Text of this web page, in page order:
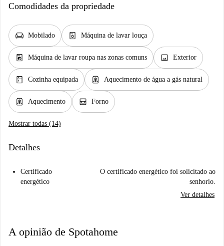
Comodidades da propriedade
chair Mobilado dishwasher_gen Máquina de lavar louça
local_laundry_service Máquina de lavar roupa nas zonas comuns image Exterior
kitchen Cozinha equipada water_heater Aquecimento de água a gás natural
water_heater Aquecimento oven_gen Forno
Mostrar todas (14)
Detalhes
Certificado
energético
O certificado energético foi solicitado ao
senhorio.
Ver detalhes
A opinião de Spotahome